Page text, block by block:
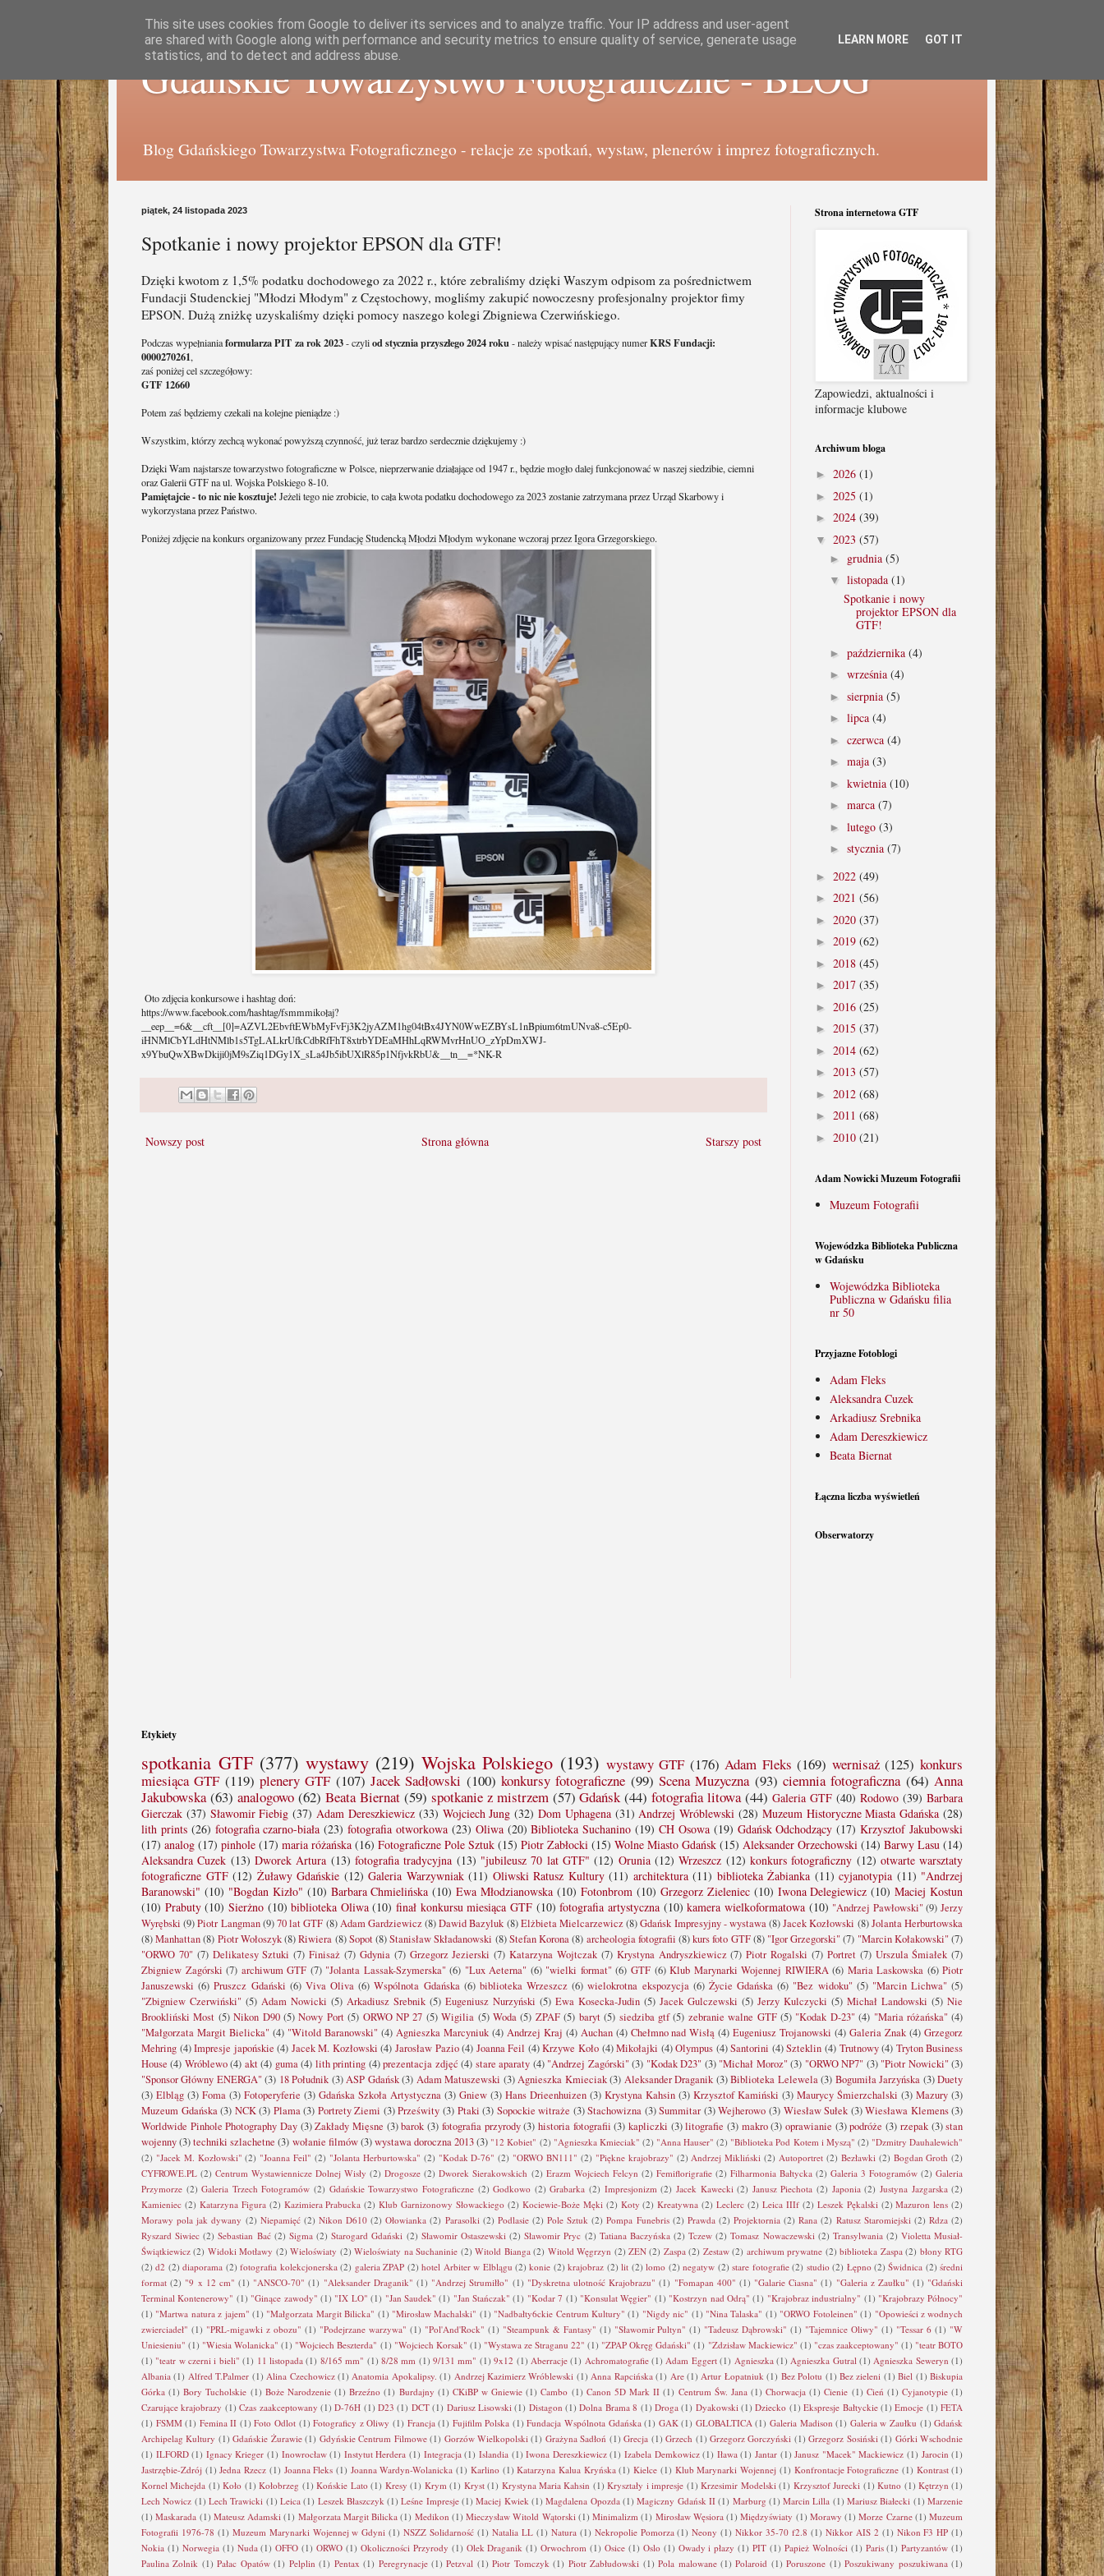
Gdańskie Towarzystwo Fotograficzne - BLOG
Blog Gdańskiego Towarzystwa Fotograficznego - relacje ze spotkań, wystaw, plenerów i imprez fotograficznych.
piątek, 24 listopada 2023
Spotkanie i nowy projektor EPSON dla GTF!
Dzięki kwotom z 1,5% podatku dochodowego za 2022 r., które zebraliśmy dzięki Waszym odpisom za pośrednictwem
Fundacji Studenckiej "Młodzi Młodym" z Częstochowy, mogliśmy zakupić nowoczesny profesjonalny projektor fimy
EPSON. Dużą zniżkę uzyskaliśmy dzięki pomocy naszego kolegi Zbigniewa Czerwińskiego.
0000270261,
zaś poniżej cel szczegółowy:
GTF 12660
Potem zaś będziemy czekali na kolejne pieniądze :)
Wszystkim, którzy zechcą wykonać powyższą czynność, już teraz bardzo serdecznie dziękujemy :)
Dzięki Wam najstarsze towarzystwo fotograficzne w Polsce, nieprzerwanie działające od 1947 r., będzie mogło dalej funkcjonować w naszej siedzibie, ciemni
oraz Galerii GTF na ul. Wojska Polskiego 8-10.
Pamiętajcie - to nic nie kosztuje! Jeżeli tego nie zrobicie, to cała kwota podatku dochodowego za 2023 zostanie zatrzymana przez Urząd Skarbowy i
wykorzystana przez Państwo.
Poniżej zdjęcie na konkurs organizowany przez Fundację Studencką Młodzi Młodym wykonane wczoraj przez Igora Grzegorskiego.
Nowszy post Starszy post
Strona główna
Strona internetowa GTF
Zapowiedzi, aktualności i
informacje klubowe
Archiwum bloga
► 2026 (1)
► 2025 (1)
► 2024 (39)
▼ 2023 (57)
► grudnia (5)
▼ listopada (1)
Spotkanie i nowy
projektor EPSON dla
GTF!
► października (4)
► września (4)
► sierpnia (5)
► lipca (4)
► czerwca (4)
► maja (3)
► kwietnia (10)
► marca (7)
► lutego (3)
► stycznia (7)
► 2022 (49)
► 2021 (56)
► 2020 (37)
► 2019 (62)
► 2018 (45)
► 2017 (35)
► 2016 (25)
► 2015 (37)
► 2014 (62)
► 2013 (57)
► 2012 (68)
► 2011 (68)
► 2010 (21)
Adam Nowicki Muzeum Fotografii
Muzeum Fotografii
Wojewódzka Biblioteka Publiczna
w Gdańsku
Wojewódzka Biblioteka
Publiczna w Gdańsku filia
nr 50
Przyjazne Fotoblogi
Adam Fleks
Aleksandra Cuzek
Arkadiusz Srebnika
Adam Dereszkiewicz
Beata Biernat
Łączna liczba wyświetleń
Obserwatorzy
Etykiety
spotkania GTF (377) wystawy (219) Wojska Polskiego (193) wystawy GTF (176) Adam Fleks (169) wernisaż (125) konkurs
miesiąca GTF (119) plenery GTF (107) Jacek Sadłowski (100) konkursy fotograficzne (99) Scena Muzyczna (93) ciemnia fotograficzna (64) Anna
Jakubowska (63) analogowo (62) Beata Biernat (59) spotkanie z mistrzem (57) Gdańsk (44) fotografia litowa (44) Galeria GTF (40) Rodowo (39) Barbara
Gierczak (37) Sławomir Fiebig (37) Adam Dereszkiewicz (33) Wojciech Jung (32) Dom Uphagena (31) Andrzej Wróblewski (28) Muzeum Historyczne Miasta Gdańska (28)
lith prints (26) fotografia czarno-biała (23) fotografia otworkowa (23) Oliwa (20) Biblioteka Suchanino (19) CH Osowa (19) Gdańsk Odchodzący (17) Krzysztof Jakubowski
(17) analog (17) pinhole (17) maria różańska (16) Fotograficzne Pole Sztuk (15) Piotr Zabłocki (15) Wolne Miasto Gdańsk (15) Aleksander Orzechowski (14) Barwy Lasu (14)
Aleksandra Cuzek (13) Dworek Artura (13) fotografia tradycyjna (13) "jubileusz 70 lat GTF" (12) Orunia (12) Wrzeszcz (12) konkurs fotograficzny (12) otwarte warsztaty
fotograficzne GTF (12) Żuławy Gdańskie (12) Galeria Warzywniak (11) Oliwski Ratusz Kultury (11) architektura (11) biblioteka Żabianka (11) cyjanotypia (11) "Andrzej
Baranowski" (10) "Bogdan Kizło" (10) Barbara Chmielińska (10) Ewa Młodzianowska (10) Fotonbrom (10) Grzegorz Zieleniec (10) Iwona Delegiewicz (10) Maciej Kostun
(10) Prabuty (10) Sierżno (10) biblioteka Oliwa (10) finał konkursu miesiąca GTF (10) fotografia artystyczna (10) kamera wielkoformatowa (10) "Andrzej Pawłowski" (9) Jerzy
Wyrębski (9)Piotr Langman (9)70 lat GTF (8) Adam Gardziewicz(8)Dawid Bazyluk (8)Elżbieta Mielcarzewicz(8)Gdańsk Impresyjny - wystawa(8)Jacek Kozłowski (8)Jolanta Herburtowska
(8)Manhattan (8) Piotr Wołoszyk(8)Riwiera (8) Sopot(8)Stanisław Składanowski (8)Stefan Korona(8) archeologia fotografii (8)kurs foto GTF (8) "Igor Grzegorski" (7) "Marcin Kołakowski" (7)
"ORWO 70" (7) Delikatesy Sztuki (7) Finisaż (7) Gdynia (7) Grzegorz Jezierski (7) Katarzyna Wojtczak (7) Krystyna Andryszkiewicz (7) Piotr Rogalski (7) Portret (7) Urszula Śmiałek (7)
Zbigniew Zagórski (7) archiwum GTF (7) "Jolanta Lassak-Szymerska" (6) "Lux Aeterna" (6) "wielki format" (6) GTF (6) Klub Marynarki Wojennej RIWIERA (6) Maria Laskowska (6) Piotr
Januszewski (6) Pruszcz Gdański (6) Viva Oliva (6) Wspólnota Gdańska (6) biblioteka Wrzeszcz (6) wielokrotna ekspozycja (6) Życie Gdańska (6) "Bez widoku" (5) "Marcin Lichwa" (5)
"Zbigniew Czerwiński" (5) Adam Nowicki (5) Arkadiusz Srebnik (5) Eugeniusz Nurzyński (5) Ewa Kosecka-Judin (5) Jacek Gulczewski (5) Jerzy Kulczycki (5) Michał Landowski (5) Nie
Brookliński Most (5) Nikon D90 (5) Nowy Port (5) ORWO NP 27 (5) Wigilia (5) Woda (5) ZPAF (5) baryt (5) siedziba gtf (5) zebranie walne GTF (5) "Kodak D-23" (4) "Maria różańska" (4)
"Małgorzata Margit Bielicka" (4) "Witold Baranowski" (4) Agnieszka Marcyniuk (4) Andrzej Kraj (4) Auchan (4) Chełmno nad Wisłą (4) Eugeniusz Trojanowski (4) Galeria Znak (4) Grzegorz
Mehring (4) Impresje japońskie (4) Jacek M. Kozłowski (4) Jarosław Pazio (4) Joanna Feil (4) Krzywe Koło (4) Mikołajki (4) Olympus (4) Santorini (4) Szteklin (4) Trutnowy (4) Tryton Business
House (4) Wróblewo (4) akt (4) guma (4) lith printing (4) prezentacja zdjęć (4) stare aparaty (4) "Andrzej Zagórski" (3) "Kodak D23" (3) "Michał Moroz" (3) "ORWO NP7" (3) "Piotr Nowicki" (3)
"Sponsor Główny ENERGA" (3) 18 Południk (3) ASP Gdańsk (3) Adam Matuszewski (3) Agnieszka Kmieciak (3) Aleksander Draganik (3) Biblioteka Lelewela (3) Bogumiła Jarzyńska (3) Duety
(3) Elbląg (3) Foma (3) Fotoperyferie (3) Gdańska Szkoła Artystyczna (3) Gniew (3) Hans Drieenhuizen (3) Krystyna Kahsin (3) Krzysztof Kamiński (3) Maurycy Śmierzchalski (3) Mazury (3)
Muzeum Gdańska (3) NCK (3) Plama (3) Portrety Ziemi (3) Prześwity (3) Ptaki (3) Sopockie witraże (3) Stachowizna (3) Summitar (3) Wejherowo (3) Wiesław Sułek (3) Wiesława Klemens (3)
Worldwide Pinhole Photography Day (3) Zakłady Mięsne (3) barok (3) fotografia przyrody (3) historia fotografii (3) kapliczki (3) litografie (3) makro (3) oprawianie (3) podróże (3) rzepak (3) stan
wojenny(3)techniki szlachetne (3) wołanie filmów(3)wystawa doroczna 2013(3) "12 Kobiet" (2) "Agnieszka Kmieciak" (2) "Anna Hauser" (2) "Biblioteka Pod Kotem i Myszą" (2) "Dzmitry Dauhalewich"
(2) "Jacek M. Kozłowski" (2) "Joanna Feil" (2) "Jolanta Herburtowska" (2) "Kodak D-76" (2) "ORWO BN111" (2) "Piękne krajobrazy" (2) Andrzej Mikliński (2) Autoportret (2) Bezławki (2) Bogdan Groth (2)
CYFROWE.PL (2) Centrum Wystawiennicze Dolnej Wisły (2) Drogosze (2) Dworek Sierakowskich (2) Erazm Wojciech Felcyn (2) Femiflorigrafie (2) Filharmonia Bałtycka (2) Galeria 3 Fotogramów (2) Galeria
Przymorze (2) Galeria Trzech Fotogramów (2) Gdańskie Towarzystwo Fotograficzne (2) Godkowo (2) Grabarka (2) Impresjonizm (2) Jacek Kawecki (2) Janusz Piechota (2) Japonia (2) Justyna Jazgarska (2)
Kamieniec (2) Katarzyna Figura (2) Kazimiera Prabucka (2) Klub Garnizonowy Słowackiego (2) Kociewie-Boże Męki (2) Koty (2) Kreatywna (2) Leclerc (2) Leica IIIf (2) Leszek Pękalski (2) Mazuron lens (2)
Morawy pola jak dywany (2) Niepamięć (2) Nikon D610 (2) Ołowianka (2) Parasolki (2) Podlasie (2) Pole Sztuk (2) Pompa Funebris (2) Prawda (2) Projektornia (2) Rana (2) Ratusz Staromiejski (2) Rdza (2)
Ryszard Siwiec (2) Sebastian Bać (2) Sigma (2) Starogard Gdański (2) Sławomir Ostaszewski (2) Sławomir Pryc (2) Tatiana Baczyńska (2) Tczew (2) Tomasz Nowaczewski (2) Transylwania (2) Violetta Musiał-
Świątkiewicz (2) Widoki Motławy (2) Wieloświaty (2) Wieloświaty na Suchaninie (2) Witold Bianga (2) Witold Węgrzyn (2) ZEN (2) Zaspa (2) Zestaw (2) archiwum prywatne (2) biblioteka Zaspa (2) błony RTG
(2) d2 (2) diaporama (2) fotografia kolekcjonerska (2) galeria ZPAP (2) hotel Arbiter w Elblągu (2) konie (2) krajobraz (2) lit (2) lomo (2) negatyw (2) stare fotografie (2) studio (2) Łępno (2) Świdnica (2) średni
format (2) "9 x 12 cm" (1) "ANSCO-70" (1) "Aleksander Draganik" (1) "Andrzej Strumiłło" (1) "Dyskretna ulotność Krajobrazu" (1) "Fomapan 400" (1) "Galarie Ciasna" (1) "Galeria z Zaułku" (1) "Gdański
Terminal Kontenerowy" (1) "Ginące zawody" (1) "IX LO" (1) "Jan Saudek" (1) "Jan Stańczak" (1) "Kodar 7 (1) "Konsulat Węgier" (1) "Kostrzyn nad Odrą" (1) "Krajobraz industrialny" (1) "Krajobrazy Północy"
(1) "Martwa natura z jajem" (1) "Małgorzata Margit Bilicka" (1) "Mirosław Machalski" (1) "Nadbałty6ckie Centrum Kultury" (1) "Nigdy nic" (1) "Nina Talaska" (1) "ORWO Fotoleinen" (1) "Opowieści z wodnych
zwierciadeł" (1) "PRL-migawki z obozu" (1) "Podejrzane warzywa" (1) "Pol'And'Rock" (1) "Steampunk & Fantasy" (1) "Sławomir Pultyn" (1) "Tadeusz Dąbrowski" (1) "Tajemnice Oliwy" (1) "Tessar 6 (1) "W
Uniesieniu" (1) "Wiesia Wolanicka" (1) "Wojciech Beszterda" (1) "Wojciech Korsak" (1) "Wystawa ze Straganu 22" (1) "ZPAP Okręg Gdański" (1) "Zdzisław Mackiewicz" (1) "czas zaakceptowany" (1) "teatr BOTO
(1) "teatr w czerni i bieli" (1) 11 listopada (1) 8/165 mm" (1) 8/28 mm (1) 9/131 mm" (1) 9x12 (1) Aberracje (1) Achromatografie (1) Adam Eggert (1) Agnieszka (1) Agnieszka Gutral (1) Agnieszka Seweryn (1)
Albania (1) Alfred T.Palmer (1) Alina Czechowicz (1) Anatomia Apokalipsy. (1) Andrzej Kazimierz Wróblewski (1) Anna Rapcińska (1) Are (1) Artur Łopatniuk (1) Bez Polotu (1) Bez zieleni (1) Biel (1) Biskupia
Górka (1) Bory Tucholskie (1) Boże Narodzenie (1) Brzeźno (1) Burdajny (1) CKiBP w Gniewie (1) Cambo (1) Canon 5D Mark II (1) Centrum Św. Jana (1) Chorwacja (1) Cienie (1) Cień (1) Cyjanotypie (1)
Czarujące krajobrazy (1) Czas zaakceptowany (1) D-76H (1) D23 (1) DCT (1) Dariusz Lisowski (1) Distagon (1) Dolna Brama 8 (1) Droga (1) Dyakowski (1) Dziecko (1) Ekspresje Bałtyckie (1) Emocje (1) FETA
(1) FSMM (1) Femina II (1) Foto Odlot (1) Fotograficy z Oliwy (1) Francja (1) Fujifilm Polska (1) Fundacja Wspólnota Gdańska (1) GAK (1) GLOBALTICA (1) Galeria Madison (1) Galeria w Zaułku (1) Gdańsk
Archipelag Kultury (1) Gdańskie Żurawie (1) Gdyńskie Centrum Filmowe (1) Gorzów Wielkopolski (1) Grażyna Sadłoń (1) Grecja (1) Grzech (1) Grzegorz Gorczyński (1) Grzegorz Sosiński (1) Górki Wschodnie
(1) ILFORD (1) Ignacy Krieger (1) Inowrocław (1) Instytut Herdera (1) Integracja (1) Islandia (1) Iwona Dereszkiewicz (1) Izabela Demkowicz (1) Iława (1) Jantar (1) Janusz "Macek" Mackiewicz (1) Jarocin (1)
Jastrzębie-Zdrój (1) Jedna Rzecz (1) Joanna Fleks (1) Joanna Wardyn-Wolanicka (1) Karlino (1) Katarzyna Kalua Kryńska (1) Kielce (1) Klub Marynarki Wojennej (1) Konfrontacje Fotograficzne (1) Kontrast (1)
Kornel Michejda (1) Koło (1) Kołobrzeg (1) Końskie Lato (1) Kresy (1) Krym (1) Kryst (1) Krystyna Maria Kahsin (1) Kryształy i impresje (1) Krzesimir Modelski (1) Krzysztof Jurecki (1) Kutno (1) Kętrzyn (1)
Lech Nowicz (1) Lech Trawicki (1) Leica (1) Leszek Błaszczyk (1) Leśne Impresje (1) Maciej Kwiek (1) Magdalena Opozda (1) Magiczny Gdańsk II (1) Marburg (1) Marcin Lilla (1) Mariusz Białecki (1) Marzenie
(1) Maskarada (1) Mateusz Adamski (1) Małgorzata Margit Bilicka (1) Medikon (1) Mieczysław Witold Wątorski (1) Minimalizm (1) Mirosław Węsiora (1) Międzyświaty (1) Morawy (1) Morze Czarne (1) Muzeum
Fotografii 1976-78 (1) Muzeum Marynarki Wojennej w Gdyni (1) NSZZ Solidarność (1) Natalia LL (1) Natura (1) Nekropolie Pomorza (1) Neony (1) Nikkor 35-70 f2.8 (1) Nikkor AIS 2 (1) Nikon F3 HP (1)
Nokia (1) Norwegia (1) Nuda (1) OFFO (1) ORWO (1) Okoliczności Przyrody (1) Olek Draganik (1) Orwochrom (1) Osice (1) Oslo (1) Owady i płazy (1) PIT (1) Papież Wolności (1) Paris (1) Partyzantów (1)
Paulina Zolnik (1) Pałac Opatów (1) Pelplin (1) Pentax (1) Peregrynacje (1) Petzval (1) Piotr Tomczyk (1) Piotr Zabłudowski (1) Pola malowane (1) Polaroid (1) Poruszone (1) Poszukiwany poszukiwana (1)
This site uses cookies from Google to deliver its services and to analyze traffic. Your IP address and user-agent
are shared with Google along with performance and security metrics to ensure quality of service, generate usage
statistics, and to detect and address abuse.
LEARN MORE GOT IT